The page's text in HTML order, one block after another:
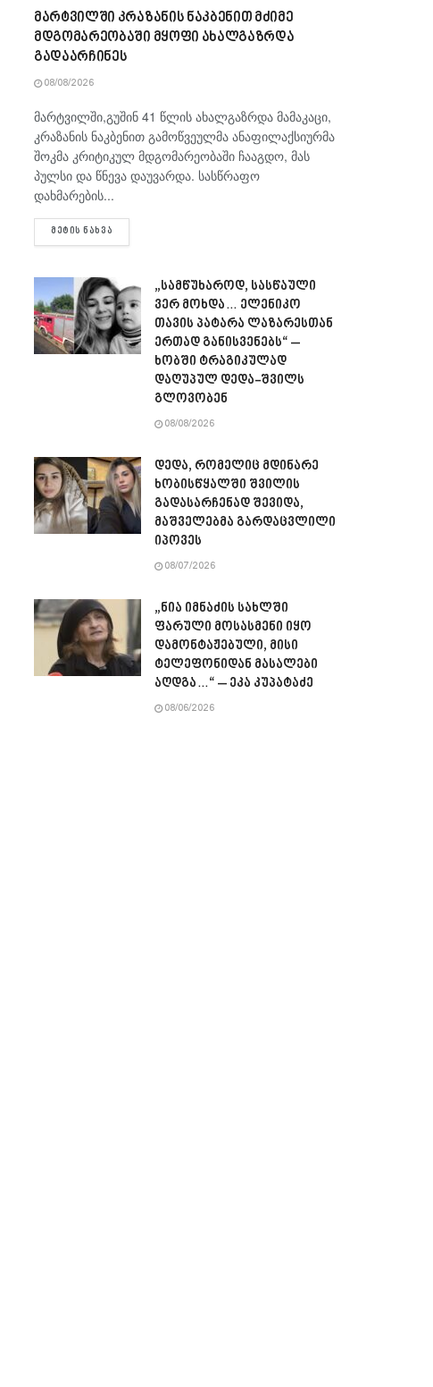
მარტვილში კრაზანის ნაკბენით მძიმე
მდგომარეობაში მყოფი ახალგაზრდა
გადაარჩინეს
08/08/2026
მარტვილში,გუშინ 41 წლის ახალგაზრდა მამაკაცი,
კრაზანის ნაკბენით გამოწვეულმა ანაფილაქსიურმა
შოკმა კრიტიკულ მდგომარეობაში ჩააგდო, მას
პულსი და წნევა დაუვარდა. სასწრაფო
დახმარების...
ᲛᲔᲢᲘᲡ ᲜᲐᲮᲕᲐ
„სამწუხაროდ, სასწაული
ვერ მოხდა… ელენიკო
თავის პატარა ლაზარესთან
ერთად განისვენებს“ –
ხობში ტრაგიკულად
დაღუპულ დედა-შვილს
გლოვობენ
08/08/2026
დედა, რომელიც მდინარე
ხობისწყალში შვილის
გადასარჩენად შევიდა,
მაშველებმა გარდაცვლილი
იპოვეს
08/07/2026
„ნია იმნაძის სახლში
ფარული მოსასმენი იყო
დამონტაჟებული, მისი
ტელეფონიდან მასალები
აღდგა…“ – ეკა კუპატაძე
08/06/2026